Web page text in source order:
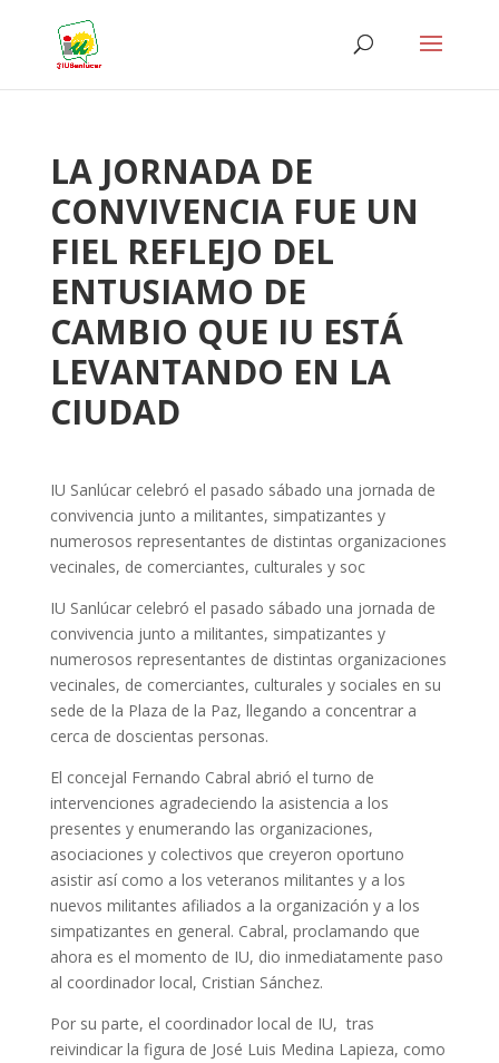
LA JORNADA DE
CONVIVENCIA FUE UN
FIEL REFLEJO DEL
ENTUSIAMO DE
CAMBIO QUE IU ESTÁ
LEVANTANDO EN LA
CIUDAD
IU Sanlúcar celebró el pasado sábado una jornada de
convivencia junto a militantes, simpatizantes y
numerosos representantes de distintas organizaciones
vecinales, de comerciantes, culturales y soc
IU Sanlúcar celebró el pasado sábado una jornada de
convivencia junto a militantes, simpatizantes y
numerosos representantes de distintas organizaciones
vecinales, de comerciantes, culturales y sociales en su
sede de la Plaza de la Paz, llegando a concentrar a
cerca de doscientas personas.
El concejal Fernando Cabral abrió el turno de
intervenciones agradeciendo la asistencia a los
presentes y enumerando las organizaciones,
asociaciones y colectivos que creyeron oportuno
asistir así como a los veteranos militantes y a los
nuevos militantes afiliados a la organización y a los
simpatizantes en general. Cabral, proclamando que
ahora es el momento de IU, dio inmediatamente paso
al coordinador local, Cristian Sánchez.
Por su parte, el coordinador local de IU, tras
reivindicar la figura de José Luis Medina Lapieza, como